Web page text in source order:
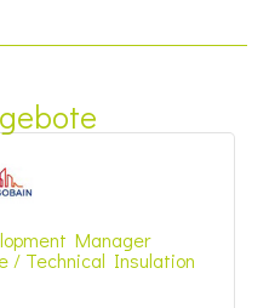
Manager
/ Technical Insulation